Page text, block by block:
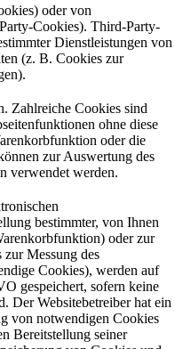
oder von
Cookies). Third-Party-
Dienstleistungen von
(z. B. Cookies zur
Zahlreiche Cookies sind
ohne diese
oder die
zur Auswertung des
verwendet werden.
bestimmter, von Ihnen
oder zur
Messung des
Cookies), werden auf
gespeichert, sofern keine
Der Websitebetreiber hat ein
von notwendigen Cookies
Bereitstellung seiner